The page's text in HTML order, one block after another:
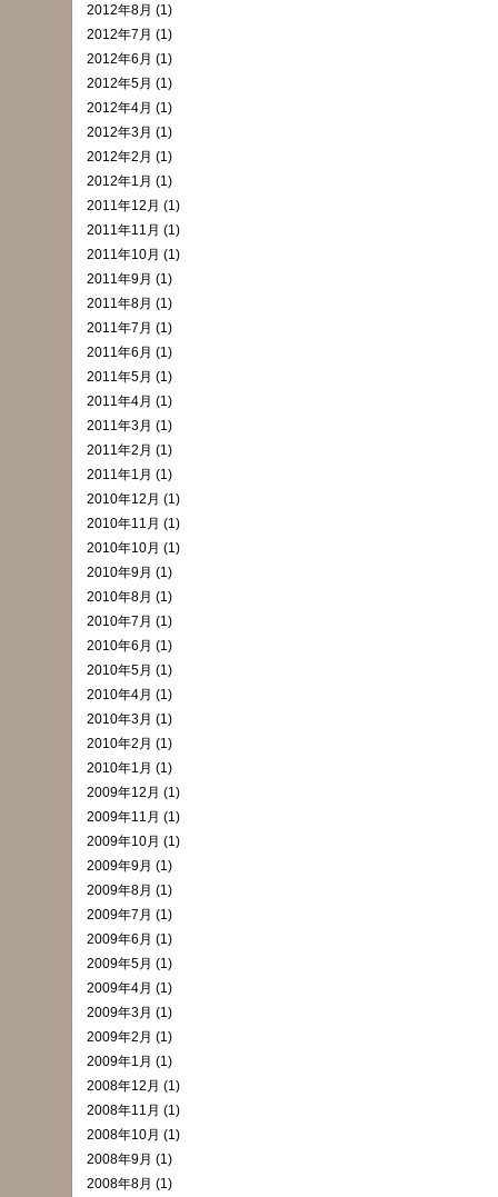
2012年8月 (1)
2012年7月 (1)
2012年6月 (1)
2012年5月 (1)
2012年4月 (1)
2012年3月 (1)
2012年2月 (1)
2012年1月 (1)
2011年12月 (1)
2011年11月 (1)
2011年10月 (1)
2011年9月 (1)
2011年8月 (1)
2011年7月 (1)
2011年6月 (1)
2011年5月 (1)
2011年4月 (1)
2011年3月 (1)
2011年2月 (1)
2011年1月 (1)
2010年12月 (1)
2010年11月 (1)
2010年10月 (1)
2010年9月 (1)
2010年8月 (1)
2010年7月 (1)
2010年6月 (1)
2010年5月 (1)
2010年4月 (1)
2010年3月 (1)
2010年2月 (1)
2010年1月 (1)
2009年12月 (1)
2009年11月 (1)
2009年10月 (1)
2009年9月 (1)
2009年8月 (1)
2009年7月 (1)
2009年6月 (1)
2009年5月 (1)
2009年4月 (1)
2009年3月 (1)
2009年2月 (1)
2009年1月 (1)
2008年12月 (1)
2008年11月 (1)
2008年10月 (1)
2008年9月 (1)
2008年8月 (1)